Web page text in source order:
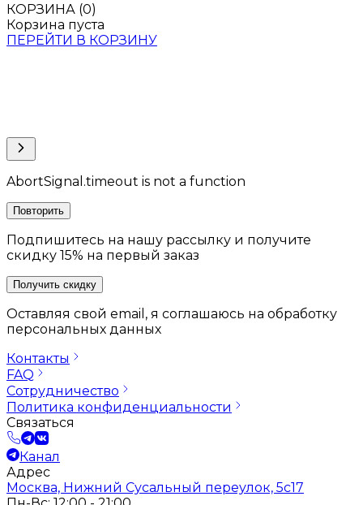
КОРЗИНА (0)
Корзина пуста
ПЕРЕЙТИ В КОРЗИНУ
AbortSignal.timeout is not a function
Повторить
Подпишитесь на нашу рассылку и получите
скидку 15% на первый заказ
Получить скидку
Оставляя свой email, я соглашаюсь на обработку
персональных данных
Контакты
FAQ
Сотрудничество
Политика конфиденциальности
Связаться
Канал
Адрес
Москва, Нижний Сусальный переулок, 5с17